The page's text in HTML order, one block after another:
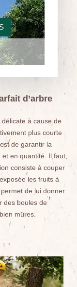
d’arbre
délicate à cause de
plus courte
de garantir la
en quantité. Il faut,
consiste à couper
les fruits à
permet de lui donner
des boules de
mûres.